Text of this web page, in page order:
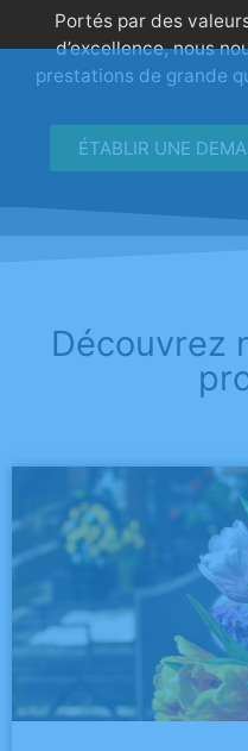
Portés par des
d’excellence, nous
prestations de grande
ÉTABLIR UNE
Découvrez